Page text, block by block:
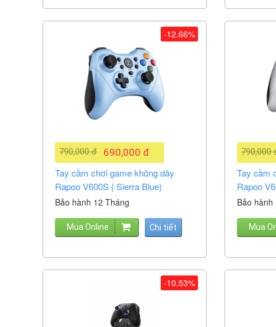
690,000 đ
790,000 đ
Tay cầm chơi game không dây
Rapoo V600S ( Sierra Blue)
Bảo hành 12 Tháng
Mua Online Chi tiết
-12.66%
790,000
Tay cầm
Rapoo
Bảo hành
Mua
-10.53%